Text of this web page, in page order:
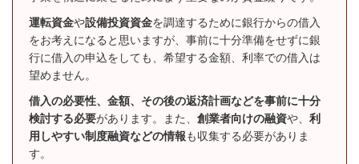
運転資金や設備投資資金を調達するために銀行からの借入
をお考えになると思いますが、事前に十分準備をせずに銀
行に借入の申込をしても、希望する金額、利率での借入は
望めません。
借入の必要性、金額、その後の返済計画などを事前に十分
検討する必要があります。 また、創業者向けの融資や、利
用しやすい制度融資などの情報も収集する必要がありま
す。